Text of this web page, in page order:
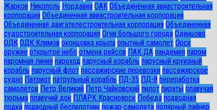
Жарков Никополь Нордавиа ОАК Объединённая авиастроительная
корпорация Объединенная авиастроительная корпорация
Объединенная двигателестроительная корпорация Объединенная
судостроительная корпорация Огни большого города Одинцово
ОДК ОДК Климов оконцовка крыла опытный самолет Орск
оружие открытое небо отмена рейсов ПАК ДА пандемия паром
паромная линия пароход парусный корабль парусный круизный
корабль парусный флот пассажирские перевозки пассажирское
судно Патриот патрульный корабль ПД-35 ПД-8 переработка
самолетов Петр Великий Петр Чайковский пилот пираты плавучая
тюрьма плавучий док ПЛАРК Красноярск Победа подводная
лодка подводный беспилотник пожар самолета полярный лайнер